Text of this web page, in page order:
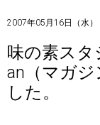
2007年05月16日（水）
味の素スタ
an（マガ
した。